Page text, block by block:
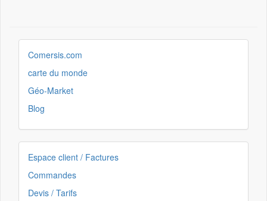
Comersis.com
carte du monde
Géo-Market
Blog
Espace client / Factures
Commandes
Devis / Tarifs